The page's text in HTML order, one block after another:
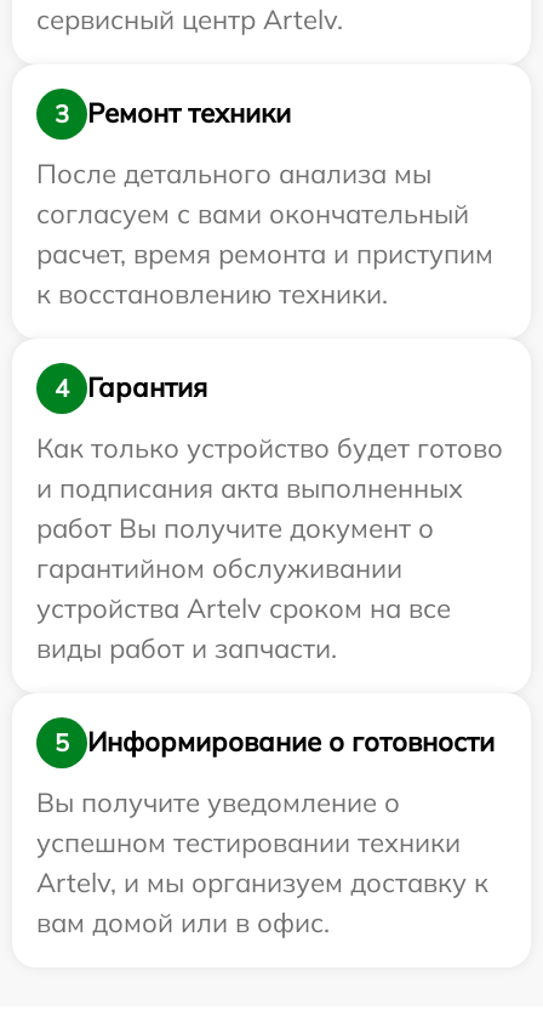
сервисный центр Artelv.
3
Ремонт техники
После детального анализа мы
согласуем с вами окончательный
расчет, время ремонта и приступим
к восстановлению техники.
4
Гарантия
Как только устройство будет готово
и подписания акта выполненных
работ Вы получите документ о
гарантийном обслуживании
устройства Artelv сроком на все
виды работ и запчасти.
5
Информирование о готовности
Вы получите уведомление о
успешном тестировании техники
Artelv, и мы организуем доставку к
вам домой или в офис.